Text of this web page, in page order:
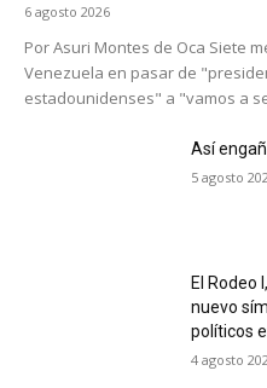
6 agosto 2026
Por Asuri Montes de Oca Siete
Venezuela en pasar de
estadounidenses" a "vamos a
Así
5 agosto
El Rodeo
nuevo
políticos
4 agosto